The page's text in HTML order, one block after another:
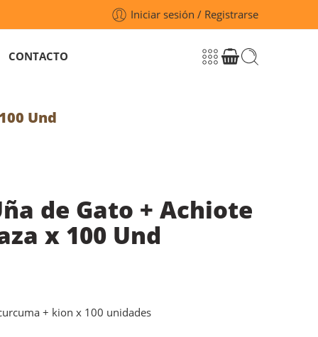
Iniciar sesión / Registrarse
CONTACTO
Und
de Gato + Achiote
x 100 Und
+ kion x 100 unidades